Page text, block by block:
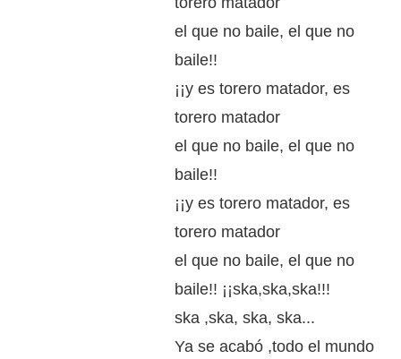
el que no baile, el que no
baile!!
¡¡y es torero matador, es
torero matador
el que no baile, el que no
baile!!
¡¡y es torero matador, es
torero matador
el que no baile, el que no
baile!! ¡¡ska,ska,ska!!!
ska ,ska, ska, ska...
Ya se acabó ,todo el mundo